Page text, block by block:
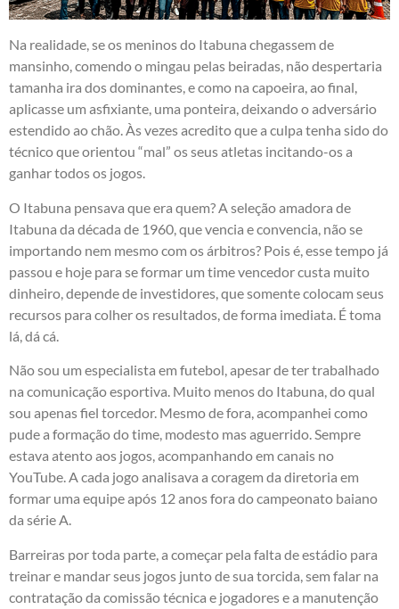
Na realidade, se os meninos do Itabuna chegassem de
mansinho, comendo o mingau pelas beiradas, não despertaria
tamanha ira dos dominantes, e como na capoeira, ao final,
aplicasse um asfixiante, uma ponteira, deixando o adversário
estendido ao chão. Às vezes acredito que a culpa tenha sido do
técnico que orientou “mal” os seus atletas incitando-os a
ganhar todos os jogos.
O Itabuna pensava que era quem? A seleção amadora de
Itabuna da década de 1960, que vencia e convencia, não se
importando nem mesmo com os árbitros? Pois é, esse tempo já
passou e hoje para se formar um time vencedor custa muito
dinheiro, depende de investidores, que somente colocam seus
recursos para colher os resultados, de forma imediata. É toma
lá, dá cá.
Não sou um especialista em futebol, apesar de ter trabalhado
na comunicação esportiva. Muito menos do Itabuna, do qual
sou apenas fiel torcedor. Mesmo de fora, acompanhei como
pude a formação do time, modesto mas aguerrido. Sempre
estava atento aos jogos, acompanhando em canais no
YouTube. A cada jogo analisava a coragem da diretoria em
formar uma equipe após 12 anos fora do campeonato baiano
da série A.
Barreiras por toda parte, a começar pela falta de estádio para
treinar e mandar seus jogos junto de sua torcida, sem falar na
contratação da comissão técnica e jogadores e a manutenção